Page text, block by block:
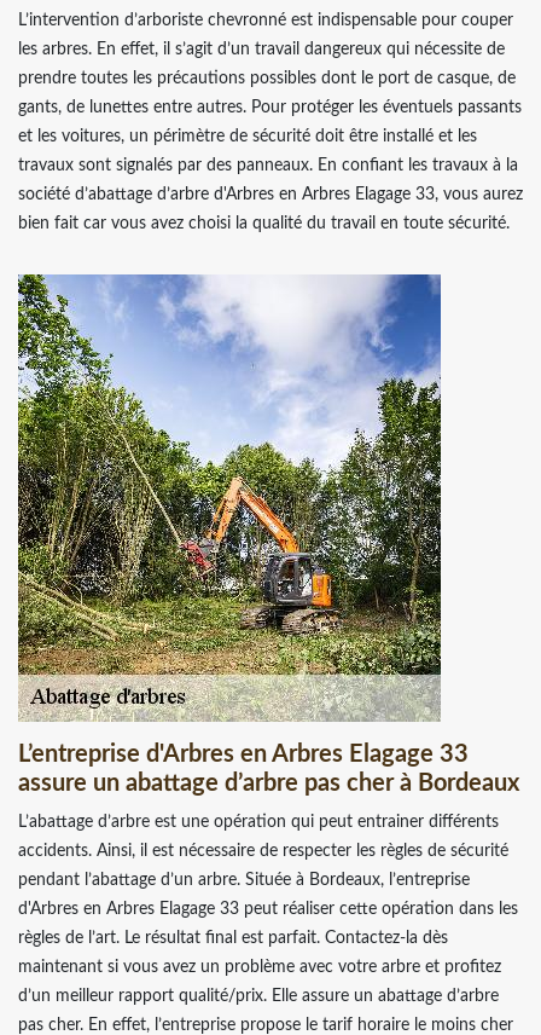
L’intervention d’arboriste chevronné est indispensable pour couper
les arbres. En effet, il s’agit d’un travail dangereux qui nécessite de
prendre toutes les précautions possibles dont le port de casque, de
gants, de lunettes entre autres. Pour protéger les éventuels passants
et les voitures, un périmètre de sécurité doit être installé et les
travaux sont signalés par des panneaux. En confiant les travaux à la
société d’abattage d’arbre d'Arbres en Arbres Elagage 33, vous aurez
bien fait car vous avez choisi la qualité du travail en toute sécurité.
L’entreprise d'Arbres en Arbres Elagage 33
assure un abattage d’arbre pas cher à Bordeaux
L’abattage d’arbre est une opération qui peut entrainer différents
accidents. Ainsi, il est nécessaire de respecter les règles de sécurité
pendant l’abattage d’un arbre. Située à Bordeaux, l’entreprise
d'Arbres en Arbres Elagage 33 peut réaliser cette opération dans les
règles de l’art. Le résultat final est parfait. Contactez-la dès
maintenant si vous avez un problème avec votre arbre et profitez
d’un meilleur rapport qualité/prix. Elle assure un abattage d’arbre
pas cher. En effet, l’entreprise propose le tarif horaire le moins cher